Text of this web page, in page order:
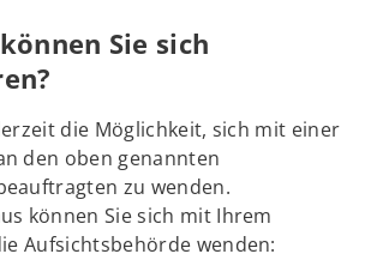
Sie sich
die Möglichkeit, sich mit einer
den oben genannten
zu wenden.
können Sie sich mit Ihrem
Aufsichtsbehörde wenden: